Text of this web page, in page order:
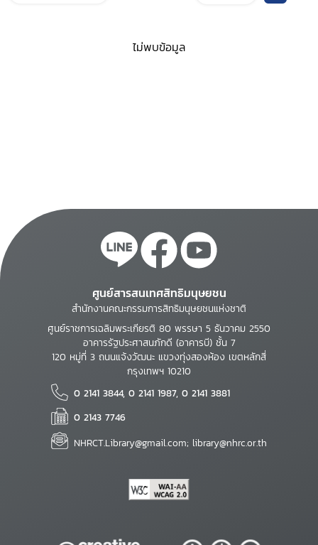
ไม่พบข้อมูล
ศูนย์สารสนเทศสิทธิมนุษยชน
สำนักงานคณะกรรมการสิทธิมนุษยชนแห่งชาติ
ศูนย์ราชการเฉลิมพระเกียรติ 80 พรรษา 5 ธันวาคม 2550
อาคารรัฐประศาสนภักดี (อาคารบี) ชั้น 7
120 หมู่ที่ 3 ถนนแจ้งวัฒนะ แขวงทุ่งสองห้อง เขตหลักสี่
กรุงเทพฯ 10210
0 2141 3844, 0 2141 1987, 0 2141 3881
0 2143 7746
NHRCT.Library@gmail.com; library@nhrc.or.th